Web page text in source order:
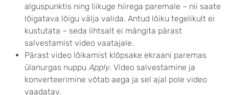
alguspunktis ning liikuge hiirega paremale – nii saate
lõigatava lõigu välja valida. Antud lõiku tegelikult ei
kustutata – seda lihtsalt ei mängita pärast
salvestamist video vaatajale.
Pärast video lõikamist klõpsake ekraani paremas
ülanurgas nuppu Apply. Video salvestamine ja
konverteerimine võtab aega ja sel ajal pole video
vaadatav.